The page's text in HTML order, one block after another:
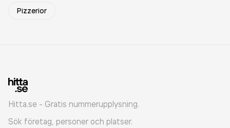
Pizzerior
Hitta.se - Gratis nummerupplysning.
Sök företag, personer och platser.